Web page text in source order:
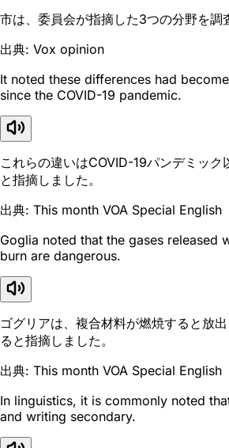
市は、委員会が指摘した3つの分野を調
出典: Vox opinion
It noted these differences had
since the COVID-19 pandemic.
これらの違いはCOVID-19パンデミック
と指摘しました。
出典: This month VOA Special English
Goglia noted that the gases released
burn are dangerous.
ゴグリアは、複合材料が燃焼すると放
ると指摘しました。
出典: This month VOA Special English
In linguistics, it is commonly noted
and writing secondary.